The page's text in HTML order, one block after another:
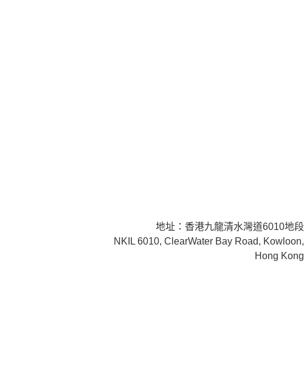
地址：香港九龍清水灣道6010地段
NKIL 6010, ClearWater Bay Road, Kowloon,
Hong Kong